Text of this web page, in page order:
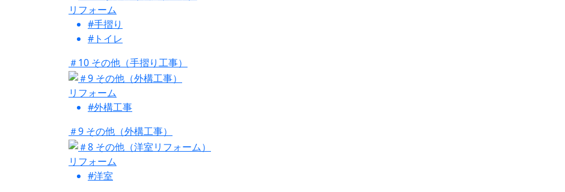
リフォーム
#手摺り
#トイレ
＃10 その他（手摺り工事）
リフォーム
#外構工事
＃9 その他（外構工事）
リフォーム
#洋室